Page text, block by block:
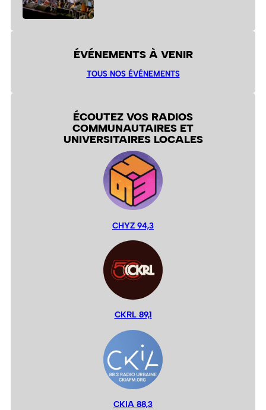
ÉVÉNEMENTS À VENIR
TOUS NOS ÉVÉNEMENTS
ÉCOUTEZ VOS RADIOS
COMMUNAUTAIRES ET
UNIVERSITAIRES LOCALES
CHYZ 94,3
CKRL 89,1
CKIA 88,3